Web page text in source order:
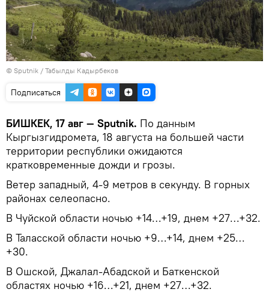
© Sputnik / Табылды Кадырбеков
Подписаться
БИШКЕК, 17 авг — Sputnik. По данным
Кыргызгидромета, 18 августа на большей части
территории республики ожидаются
кратковременные дожди и грозы.
Ветер западный, 4-9 метров в секунду. В горных
районах селеопасно.
В Чуйской области ночью +14…+19, днем +27…+32.
В Таласской области ночью +9…+14, днем +25…
+30.
В Ошской, Джалал-Абадской и Баткенской
областях ночью +16…+21, днем +27…+32.